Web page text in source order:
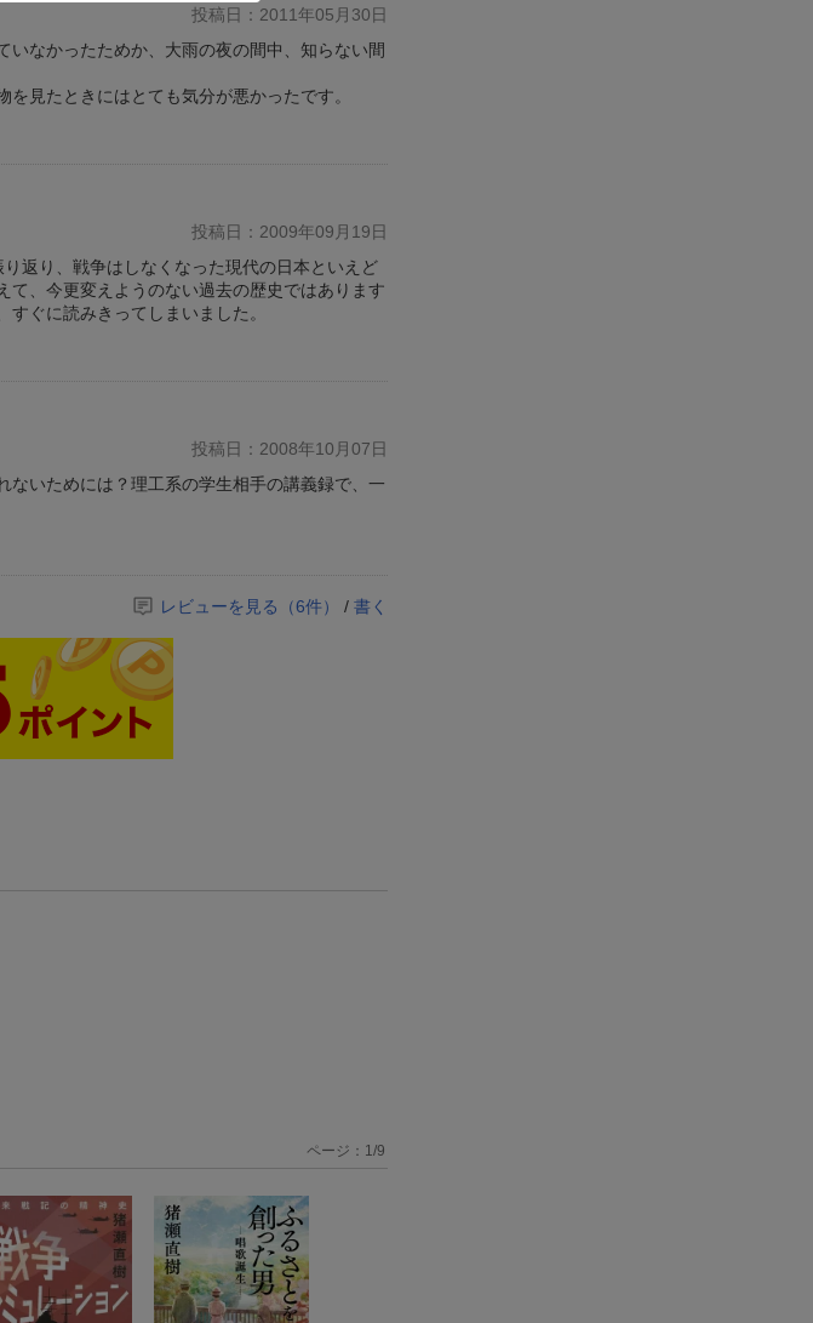
投稿日：2011年05月30日
なかったためか、大雨の夜の間中、知らない間
見たときにはとても気分が悪かったです。
投稿日：2009年09月19日
返り、戦争はしなくなった現代の日本といえど
て、今更変えようのない過去の歴史ではあります
ぐに読みきってしまいました。
投稿日：2008年10月07日
いためには？理工系の学生相手の講義録で、一
レビューを見る（6件） / 書く
ページ： 1 /9